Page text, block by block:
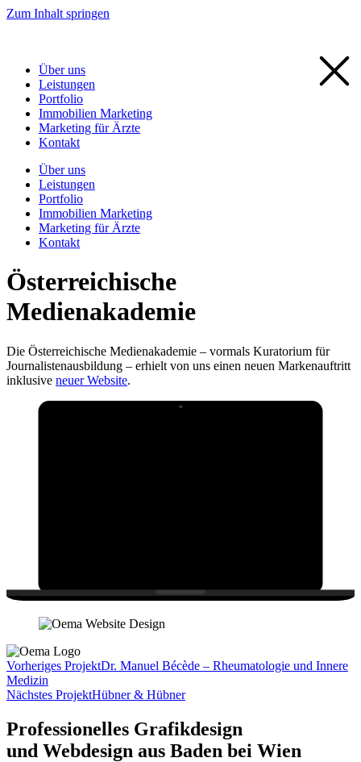
Zum Inhalt springen
Über uns
Leistungen
Portfolio
Immobilien Marketing
Marketing für Ärzte
Kontakt
Über uns
Leistungen
Portfolio
Immobilien Marketing
Marketing für Ärzte
Kontakt
Österreichische
Medienakademie
Die Österreichische Medienakademie – vormals Kuratorium für
Journalistenausbildung – erhielt von uns einen neuen Markenauftritt
inklusive neuer Website.
Vorheriges ProjektDr. Manuel Bécède – Rheumatologie und Innere
Medizin
Nächstes ProjektHübner & Hübner
Professionelles Grafikdesign
und Webdesign aus Baden bei Wien